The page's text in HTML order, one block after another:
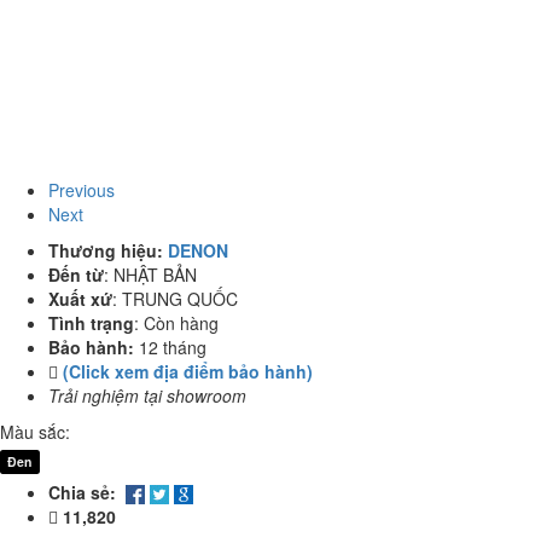
Previous
Next
Thương hiệu: DENON
Đến từ: NHẬT BẢN
Xuất xứ: TRUNG QUỐC
Tình trạng: Còn hàng
Bảo hành: 12 tháng
(Click xem địa điểm bảo hành)
Trải nghiệm tại showroom
Màu sắc:
Đen
Chia sẻ:
11,820